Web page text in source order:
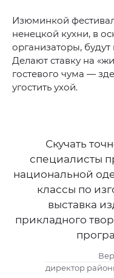
Изюминкой
ненецкой кухни, в
организаторы,
Делают ставку на
гостевого чума —
угостить ухой.
Скучать
специалисты
национальной
классы по
выставка
прикладного
директор